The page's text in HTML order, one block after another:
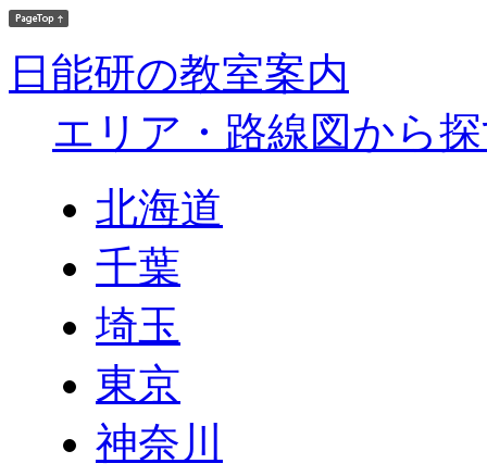
日能研の教室案内
エリア・路線図から
北海道
千葉
埼玉
東京
神奈川